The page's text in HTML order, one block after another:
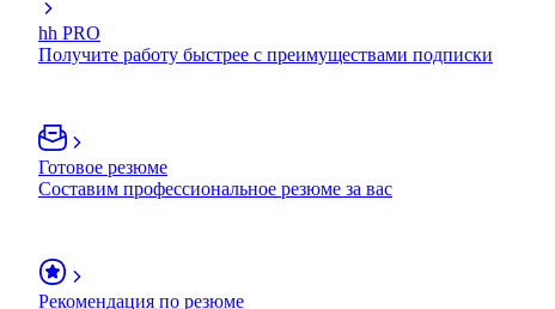
hh PRO
Получите работу быстрее с преимуществами подписки
Готовое резюме
Составим профессиональное резюме за вас
Рекомендация по резюме